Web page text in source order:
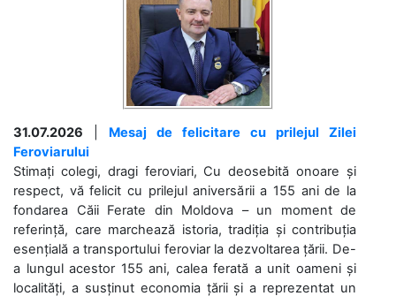
31.07.2026
Mesaj de felicitare cu prilejul Zilei
Feroviarului
Stimați colegi, dragi feroviari, Cu deosebită onoare și
respect, vă felicit cu prilejul aniversării a 155 ani de la
fondarea Căii Ferate din Moldova – un moment de
referință, care marchează istoria, tradiția și contribuția
esențială a transportului feroviar la dezvoltarea țării. De-
a lungul acestor 155 ani, calea ferată a unit oameni și
localități, a susținut economia țării și a reprezentat un